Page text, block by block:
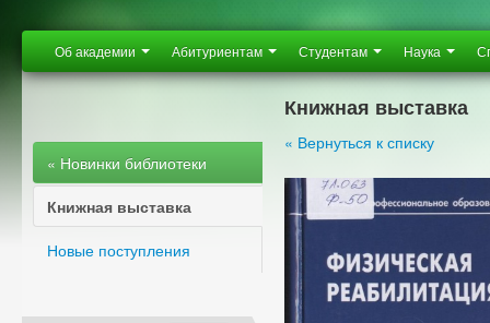
Об академии Абитуриентам Студентам Наука
« Новинки библиотеки
Книжная выставка
Новые поступления
Книжная выставка
« Вернуться к списку